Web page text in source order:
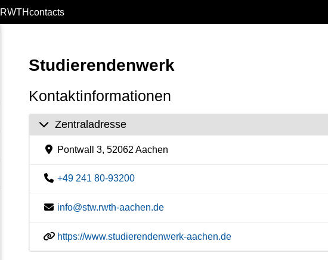
RWTHcontacts
Studierendenwerk
Kontaktinformationen
Zentraladresse
Pontwall 3, 52062 Aachen
+49 241 80-93200
info@stw.rwth-aachen.de
https://www.studierendenwerk-aachen.de